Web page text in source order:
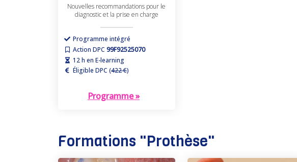
Nouvelles recommandations pour le
diagnostic et la prise en charge
Programme intégré
Action DPC 99F92525070
12 h en E-learning
Éligible DPC (422 €)
Programme »
Formations "Prothèse"